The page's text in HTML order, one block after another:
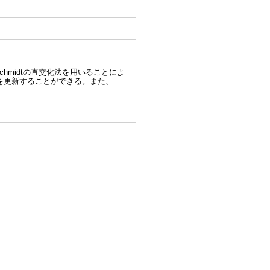
の直交化法を用いることによ
新することができる。また、